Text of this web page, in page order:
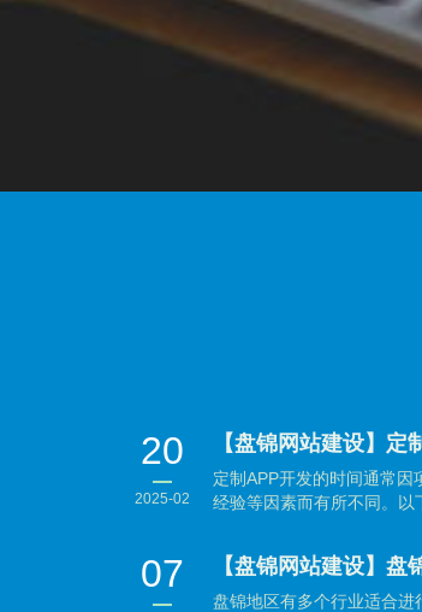
20
2025-02
【盘锦网站建设】定
定制APP开发的时间通常
经验等因素而有所不同。以
07 【盘锦网站建设】盘
盘锦地区有多个行业适合